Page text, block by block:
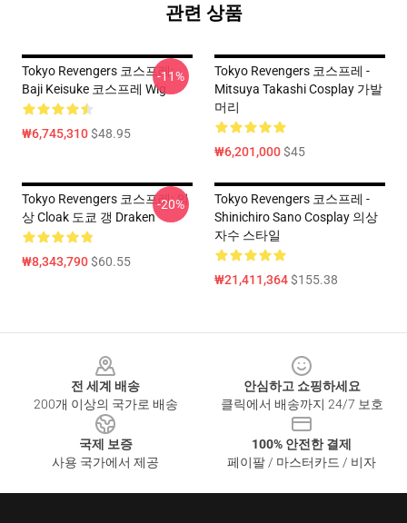
관련 상품
Tokyo Revengers 코스프레:
Baji Keisuke 코스프레 Wig
₩6,745,310$48.95
-11%
Tokyo Revengers 코스프레 -
Mitsuya Takashi Cosplay 가발
머리
₩6,201,000$45
Tokyo Revengers 코스프레: 의
상 Cloak 도쿄 갱 Draken
₩8,343,790$60.55
-20%
Tokyo Revengers 코스프레 -
Shinichiro Sano Cosplay 의상
자수 스타일
₩21,411,364$155.38
전 세계 배송
200개 이상의 국가로 배송
안심하고 쇼핑하세요
클릭에서 배송까지 24/7 보호
국제 보증
사용 국가에서 제공
100% 안전한 결제
페이팔 / 마스터카드 / 비자